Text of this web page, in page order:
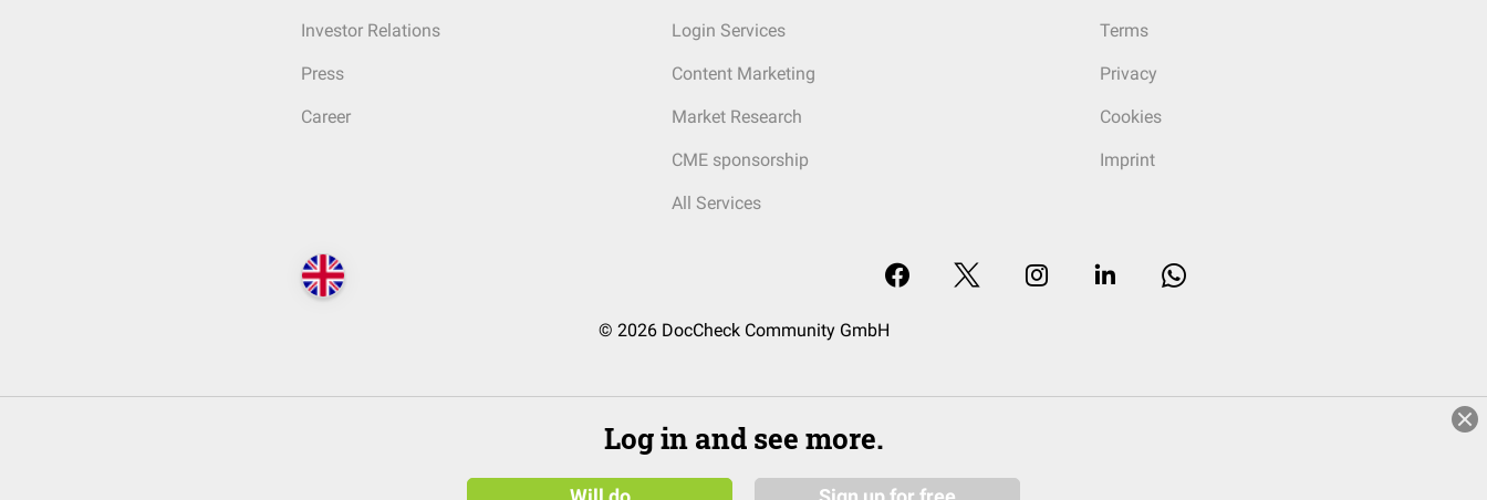
Investor Relations
Press
Career
Login Services
Content Marketing
Market Research
CME sponsorship
All Services
Terms
Privacy
Cookies
Imprint
© 2026 DocCheck Community GmbH
Log in and see more.